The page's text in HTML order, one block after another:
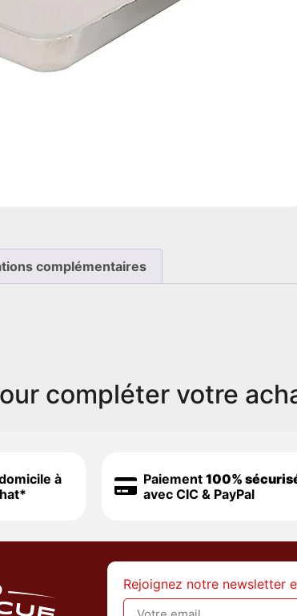
complémentaires
compléter votre
à
Paiement 100%
avec CIC & PayPal
Rejoignez notre newsletter